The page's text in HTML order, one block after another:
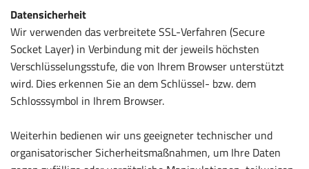
Datensicherheit
Wir verwenden das verbreitete SSL-Verfahren (Secure
Socket Layer) in Verbindung mit der jeweils höchsten
Verschlüsselungsstufe, die von Ihrem Browser unterstützt
wird. Dies erkennen Sie an dem Schlüssel- bzw. dem
Schlosssymbol in Ihrem Browser.
Weiterhin bedienen wir uns geeigneter technischer und
organisatorischer Sicherheitsmaßnahmen, um Ihre Daten